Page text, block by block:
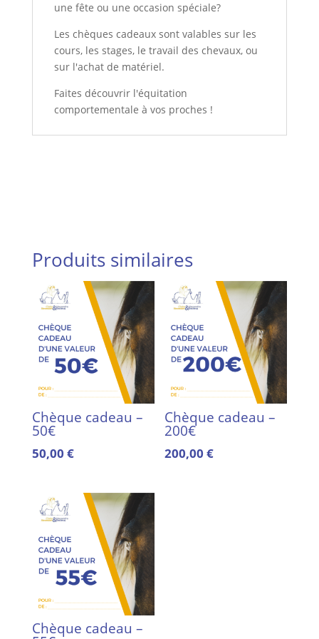
une fête ou une occasion spéciale?
Les chèques cadeaux sont valables sur les
cours, les stages, le travail des chevaux, ou
sur l'achat de matériel.
Faites découvrir l'équitation
comportementale à vos proches !
Produits similaires
Chèque cadeau –
50€
50,00 €
Chèque cadeau –
200€
200,00€
Chèque cadeau –